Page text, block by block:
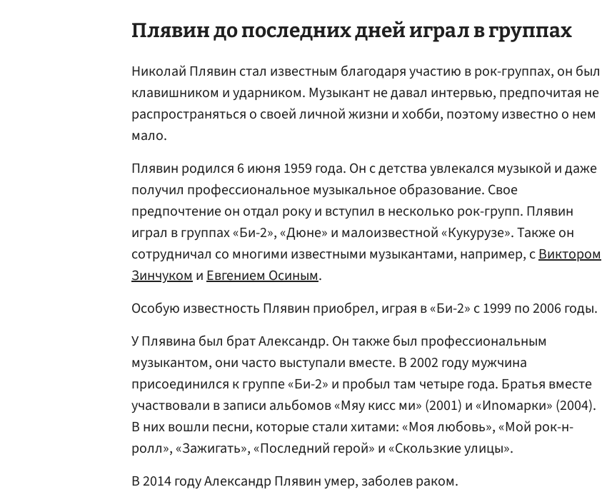
Плявин до последних дней играл в группах
Николай Плявин стал известным благодаря участию в рок-группах, он был
клавишником и ударником. Музыкант не давал интервью, предпочитая не
распространяться о своей личной жизни и хобби, поэтому известно о нем
мало.
Плявин родился 6 июня 1959 года. Он с детства увлекался музыкой и даже
получил профессиональное музыкальное образование. Свое
предпочтение он отдал року и вступил в несколько рок-групп. Плявин
играл в группах «Би-2», «Дюне» и малоизвестной «Кукурузе». Также он
сотрудничал со многими известными музыкантами, например, сВиктором
ЗинчукомиЕвгением Осиным.
Особую известность Плявин приобрел, играя в «Би-2» с 1999 по 2006 годы.
У Плявина был брат Александр. Он также был профессиональным
музыкантом, они часто выступали вместе. В 2002 году мужчина
присоединился к группе «Би-2» и пробыл там четыре года. Братья вместе
участвовали в записи альбомов «Мяу кисс ми» (2001) и «Иnoмарки» (2004).
В них вошли песни, которые стали хитами: «Моя любовь», «Мой рок-н-
ролл», «Зажигать», «Последний герой» и «Скользкие улицы».
В 2014 году Александр Плявин умер, заболев раком.